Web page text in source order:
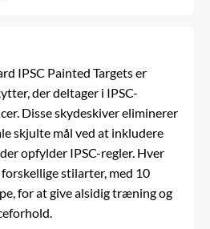
IPSC Painted Targets er
der deltager i IPSC-
Disse skydeskiver eliminerer
skjulte mål ved at inkludere
opfylder IPSC-regler. Hver
stilarter, med 10
for at give alsidig træning og